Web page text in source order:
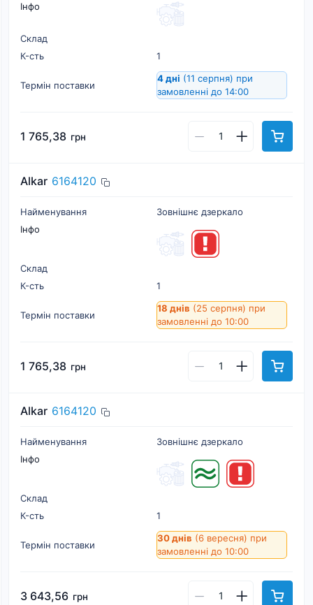
Інфо
Склад
К-cть
1
Термін поставки
4 дні (11 серпня) при
замовленні до 14:00
1 765,38 грн
Alkar 6164120
Найменування
Зовнішнє дзеркало
Інфо
Склад
К-cть
1
Термін поставки
18 днів (25 серпня) при
замовленні до 10:00
1 765,38 грн
Alkar 6164120
Найменування
Зовнішнє дзеркало
Інфо
Склад
К-cть
1
Термін поставки
30 днів (6 вересня) при
замовленні до 10:00
3 643,56 грн